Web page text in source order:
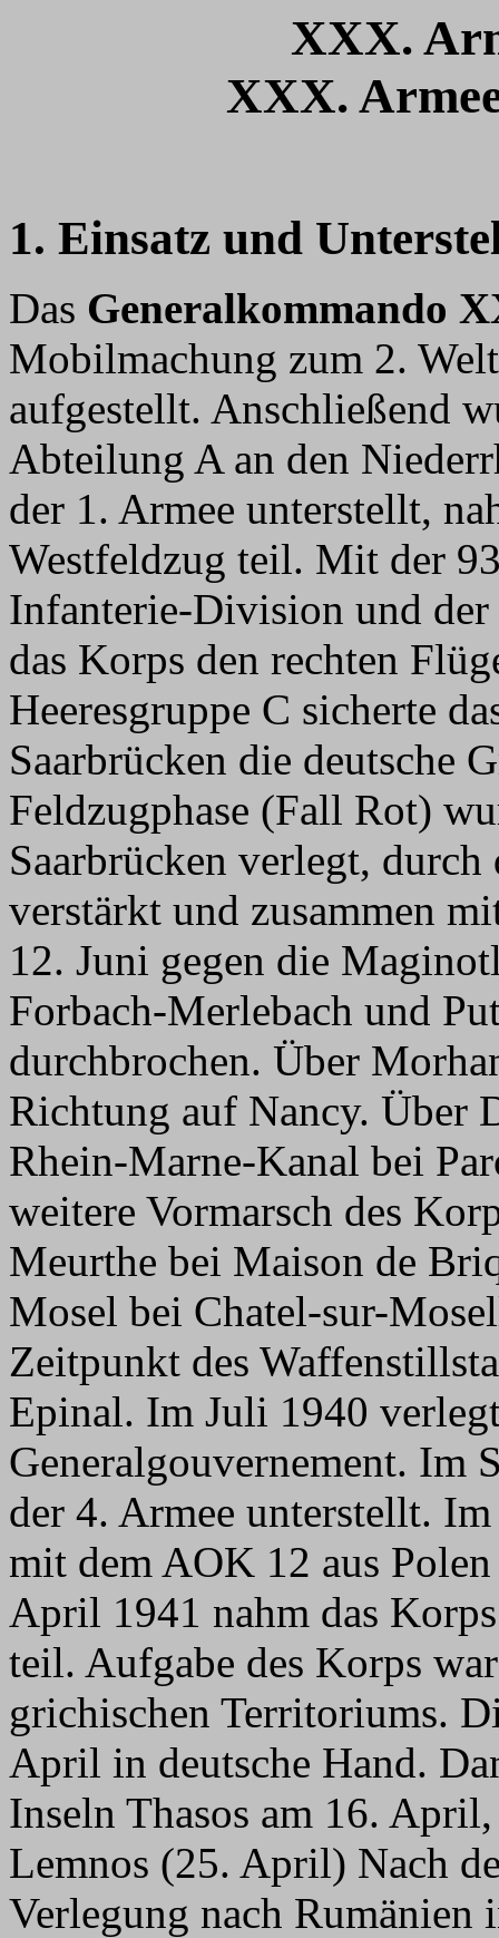
XXX.
XXX.
1. Einsatz und
Das Generalkommando
Mobilmachung zum 2.
aufgestellt. Anschließend
Abteilung A an den
der 1. Armee unterstellt,
Westfeldzug teil. Mit der
Infanterie-Division und
das Korps den rechten
Heeresgruppe C sicherte
Saarbrücken die deutsche
Feldzugphase (Fall Rot)
Saarbrücken verlegt,
verstärkt und zusammen
12. Juni gegen die
Forbach-Merlebach und
durchbrochen. Über
Richtung auf Nancy. Über
Rhein-Marne-Kanal bei
weitere Vormarsch des
Meurthe bei Maison de
Mosel bei Chatel-sur-
Zeitpunkt des
Epinal. Im Juli 1940
Generalgouvernement. Im
der 4. Armee unterstellt.
mit dem AOK 12 aus
April 1941 nahm das
teil. Aufgabe des Korps
grichischen Territoriums.
April in deutsche Hand.
Inseln Thasos am 16.
Lemnos (25. April) Nach
Verlegung nach Rumänien